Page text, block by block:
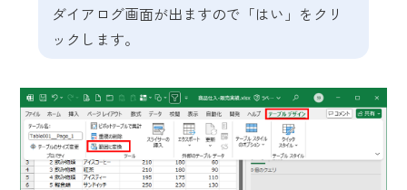
ダイアログ画面が出ますので「はい」をクリ
ックします。